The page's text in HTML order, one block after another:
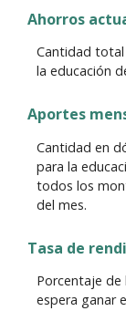
Ahorros
Cantidad
la educación
Aportes
Cantidad en
para la
todos los
del mes.
Tasa de
Porcentaje
espera ganar